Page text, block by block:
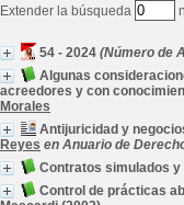
Extender la búsqueda
54 - 2024 (Número de
Algunas
acreedores y con
Morales
Antijuricidad y
Reyes en Anuario de
Contratos simulados y
Control de prácticas